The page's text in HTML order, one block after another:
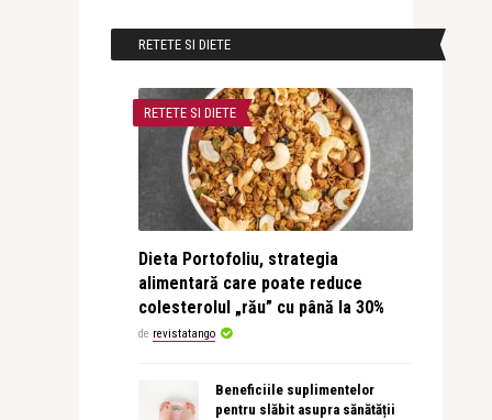
RETETE SI DIETE
RETETE SI DIETE
Dieta Portofoliu, strategia
alimentară care poate reduce
colesterolul „rău” cu până la 30%
de revistatango
Beneficiile suplimentelor
pentru slăbit asupra sănătății